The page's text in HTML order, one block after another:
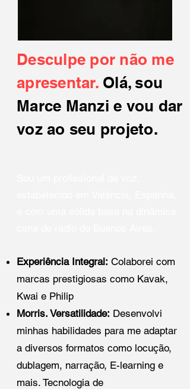
Desculpe por não me
apresentar. Olá, sou
Marce Manzi e vou dar
voz ao seu projeto.
Experiência Integral: Colaborei com
marcas prestigiosas como Kavak,
Kwai e Philip
Morris. Versatilidade: Desenvolvi
minhas habilidades para me adaptar
a diversos formatos como locução,
dublagem, narração, E-learning e
mais. Tecnologia de